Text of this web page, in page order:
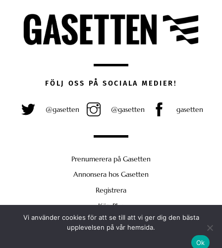
To
FÖLJ OSS PÅ SOCIALA MEDIER!
@gasetten @gasetten gasetten
Prenumerera på Gasetten
Annonsera hos Gasetten
Registrera
Köp Plus
Vi använder cookies för att se till att vi ger dig den bästa
upplevelsen på vår hemsida.
Ok